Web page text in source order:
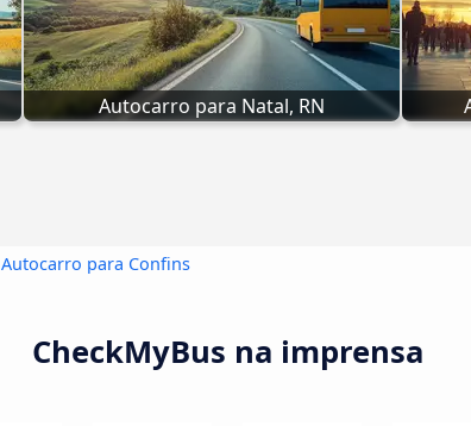
Autocarro para Natal, RN
Autocarro para Confins
CheckMyBus na imprensa